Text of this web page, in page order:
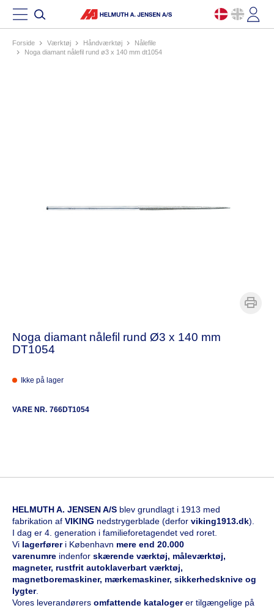
Forside værktøj håndværktøj
nålefile
noga diamant nålefil rund ø3 x 140 mm dt1054
Noga diamant nålefil rund Ø3 x 140 mm
DT1054
Ikke på lager
VARE NR. 766DT1054
HELMUTH A. JENSEN A/S blev grundlagt i 1913 med
fabrikation af VIKING nedstrygerblade (derfor viking1913.dk).
I dag er 4. generation i familieforetagendet ved roret.
Vi lagerfører i København mere end 20.000
varenumre indenfor skærende værktøj, måleværktøj,
magneter, rustfrit autoklaverbart værktøj,
magnetboremaskiner, mærkemaskiner, sikkerhedsknive og
lygter.
Vores leverandørers omfattende katalogerer tilgængelige på